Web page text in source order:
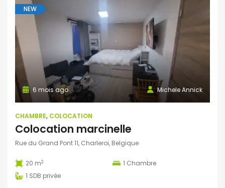
NEW
Michele Annick
6 mois ago
CHAMBRE, COLOCATION
Colocation marcinelle
Rue du Grand Pont 11, Charleroi, Belgique
20 m2 1 Chambre
1 SDB privée